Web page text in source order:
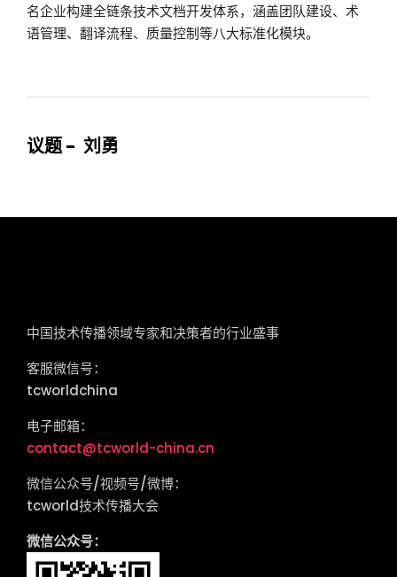
名企业构建全链条技术文档开发体系，涵盖团队建设、术
语管理、翻译流程、质量控制等八大标准化模块。
议题 - 刘勇
中国技术传播领域专家和决策者的行业盛事
客服微信号：
tcworldchina
电子邮箱：
contact@tcworld-china.cn
微信公众号/视频号/微博：
tcworld技术传播大会
微信公众号：